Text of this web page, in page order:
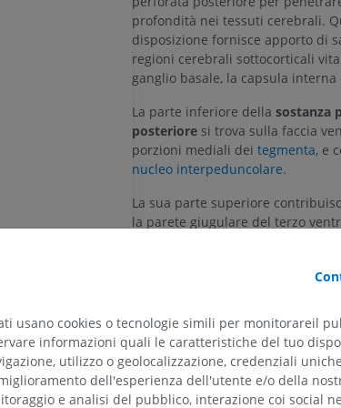
profondità nei tessuti cerebrali.
disposizione fornisce apporto di
regioni cerebrali sottocorticali
ganglio basale, la capsula interna
La parte inferiore della sostanza
posterioresi trova sulla faccia
porzioni mediali dei tegmenta, e
nucleo interpeduncolare.
La sua parte superiore
la parete giugulare del terzo
Bibliografia
Snell, R.S. (2010). ‘Chapter 5: The
Clinical Neuroanatomy. (7th ed.)
usano cookies o tecnologie simili per monitorareil
informazioni quali le caratteristiche del tuo
utilizzo o geolocalizzazione, credenziali
dell'esperienza dell'utente e/o della
e analisi del pubblico, interazione coi social